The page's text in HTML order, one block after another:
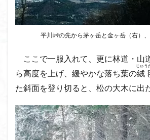
平川峠の先から茅ヶ岳と金ヶ岳（右）、
ここで一服入れて、更に林道・山
ら高度を上げ、緩やかな落ち葉の絨
じゅう
た斜面を登り切ると、松の大木に出
中央アルプス
両神神社奥社
下北半島
上越 上州 上信
三角点
三等三角点 三湖
三浦半島最高峰
三浦半島 三浦
今別町
伊吹山地 北杜市郊外
北日高
北区 北八ヶ岳山麓
初心者向け
初心者 冬桜
八風山
八海山 伊豆
八国